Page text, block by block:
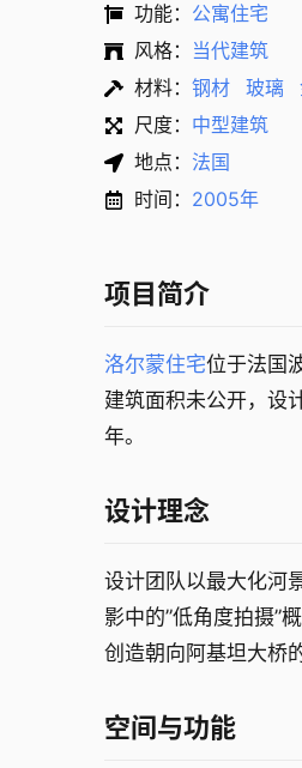
功能： 公寓住宅
风格： 当代建筑
材料： 钢材 玻璃
尺度： 中型建筑
地点： 法国
时间： 2005年
项目简介
洛尔蒙住宅位于法国
建筑面积未公开，设
年。
设计理念
设计团队以最大化河
影中的”低角度拍摄”
创造朝向阿基坦大桥
空间与功能